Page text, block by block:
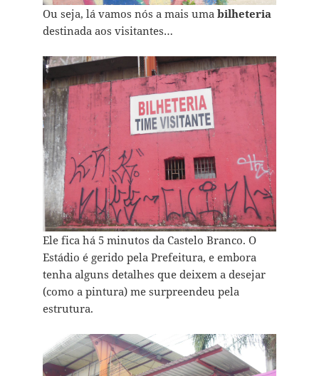
Ou seja, lá vamos nós a mais uma bilheteria
destinada aos visitantes…
Ele fica há 5 minutos da Castelo Branco. O
Estádio é gerido pela Prefeitura, e embora
tenha alguns detalhes que deixem a desejar
(como a pintura) me surpreendeu pela
estrutura.